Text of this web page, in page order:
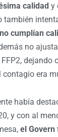
calidad y
también
no cumplían
no
dejando
contagio era
había
y con al
el